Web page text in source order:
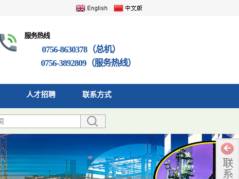
服务热线
0756-8630378（总机）
0756-3892809（服务热线）
人才招聘 联系方式